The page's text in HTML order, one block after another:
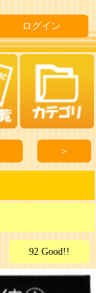
ログイン
＞
92 Good!!